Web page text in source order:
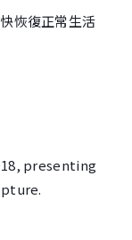
恢復正常生活
presenting